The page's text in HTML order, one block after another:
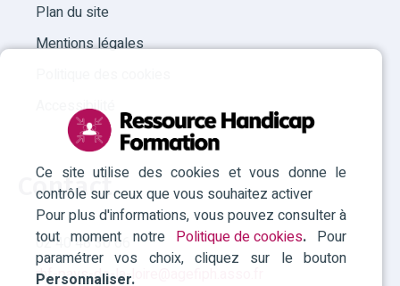
Ce site utilise des cookies et vous donne le
contrôle sur ceux que vous souhaitez activer
Pour plus d'informations, vous pouvez consulter à
tout moment notre Politique de cookies.Pour
paramétrer vos choix, cliquez sur le bouton
Personnaliser.
Plan du site
Mentions légales
Accessibilité
Contact
02 40 48 30 66
rhf-pays-de-la-loire@agefiph.asso.fr